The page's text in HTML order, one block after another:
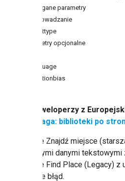
Wymagane parametry
wprowadzanie
inputtype
Parametry opcjonalne
language
locationbias
Deweloperzy z
Uwaga: biblioteki po
Żądanie Znajdź miejsce
dowolnymi danymi
Żądanie Find Place (Legacy)
generuje błąd.